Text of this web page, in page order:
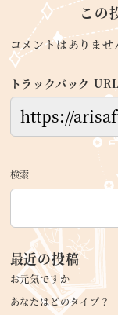
この
コメントはありませ
トラックバック URL
検索
最近の投稿
お元気ですか
あなたはどのタイプ？